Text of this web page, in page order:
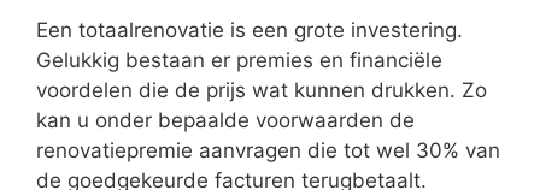
Een totaalrenovatie is een grote investering.
Gelukkig bestaan er premies en financiële
voordelen die de prijs wat kunnen drukken. Zo
kan u onder bepaalde voorwaarden de
renovatiepremie aanvragen die tot wel 30% van
de goedgekeurde facturen terugbetaalt.